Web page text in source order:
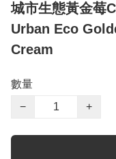
城市生態黃金莓
Urban Eco
Cream
數量
−
+